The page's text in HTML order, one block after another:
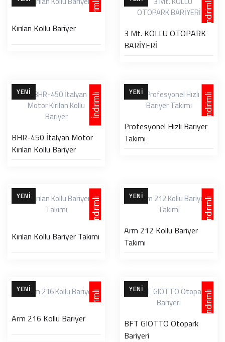
İndirimli
Kırılan Kollu Bariyer
İndirimli
3 Mt. KOLLU OTOPARK
BARİYERİ
YENI
İndirimli
BHR-450 İtalyan Motor
Kırılan Kollu Bariyer
YENI
İndirimli
Profesyonel Hızlı Bariyer
Takımı
YENI
İndirimli
Kırılan Kollu Bariyer Takımı
YENI
İndirimli
Arm 212 Kollu Bariyer
Takımı
YENI
İndirimli
Arm 216 Kollu Bariyer
YENI
İndirimli
BFT GIOTTO Otopark
Bariyeri